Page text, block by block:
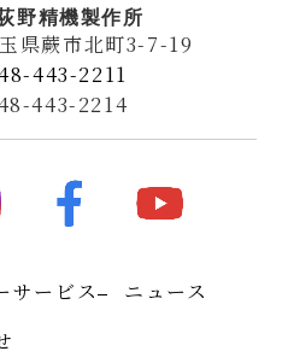
野精機製作所
県蕨市北町3-7-19
443-2211
443-2214
サービス
ニュース